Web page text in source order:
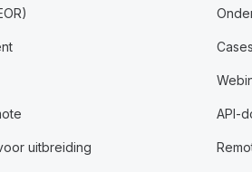
uitbreiding
API-